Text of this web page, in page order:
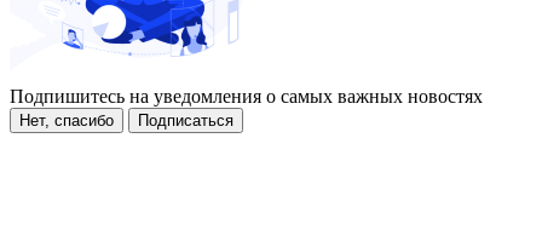
Подпишитесь на уведомления о самых важных новостях
Нет, спасибо Подписаться